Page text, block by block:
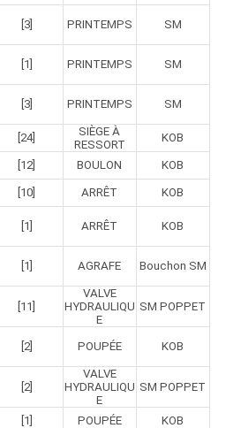
[3] PRINTEMPS SM
[1] PRINTEMPS SM
[3] PRINTEMPS SM
[24]
SIÈGE À
RESSORT
KOB
[12] BOULON KOB
[10] ARRÊT KOB
[1] ARRÊT KOB
[1] AGRAFE Bouchon SM
[11]
VALVE
HYDRAULIQU
E
SM POPPET
[2] POUPÉE KOB
[2]
VALVE
HYDRAULIQU
E
SM POPPET
[1] POUPÉE KOB